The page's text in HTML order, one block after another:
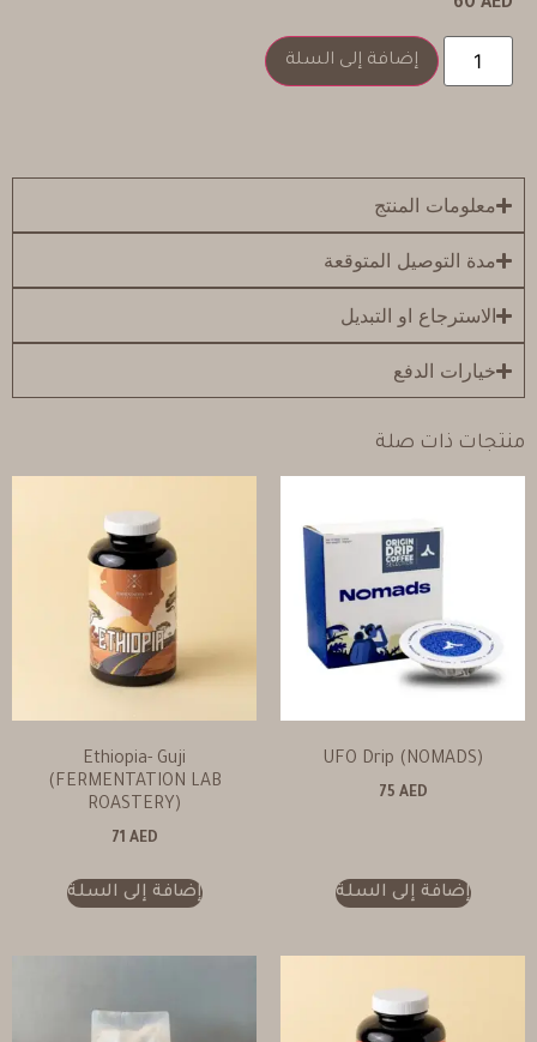
60 AED
إضافة إلى السلة
معلومات المنتج
مدة التوصيل المتوقعة
الاسترجاع او التبديل
خيارات الدفع
منتجات ذات صلة
UFO Drip (NOMADS)
75 AED
إضافة إلى السلة
Ethiopia- Guji
(FERMENTATION LAB
ROASTERY)
71 AED
إضافة إلى السلة